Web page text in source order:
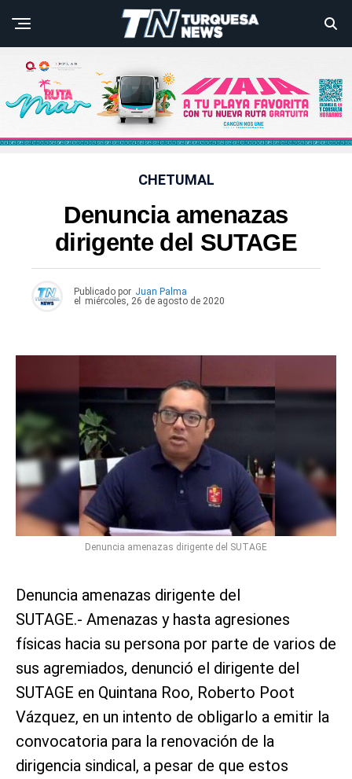
CHETUMAL
Denuncia amenazas
dirigente del SUTAGE
Publicado por Juan Palma
el
miércoles, 26 de agosto de 2020
Denuncia amenazas dirigente del SUTAGE
Denuncia amenazas dirigente del
SUTAGE.- Amenazas y hasta agresiones
físicas hacia su persona por parte de varios de
sus agremiados, denunció el dirigente del
SUTAGE en Quintana Roo, Roberto Poot
Vázquez, en un intento de obligarlo a emitir la
convocatoria para la renovación de la
dirigencia sindical, a pesar de que estos